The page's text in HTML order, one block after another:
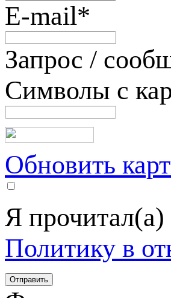
E-mail*
Запрос /
Символы с
Обновить
Я
Политику в